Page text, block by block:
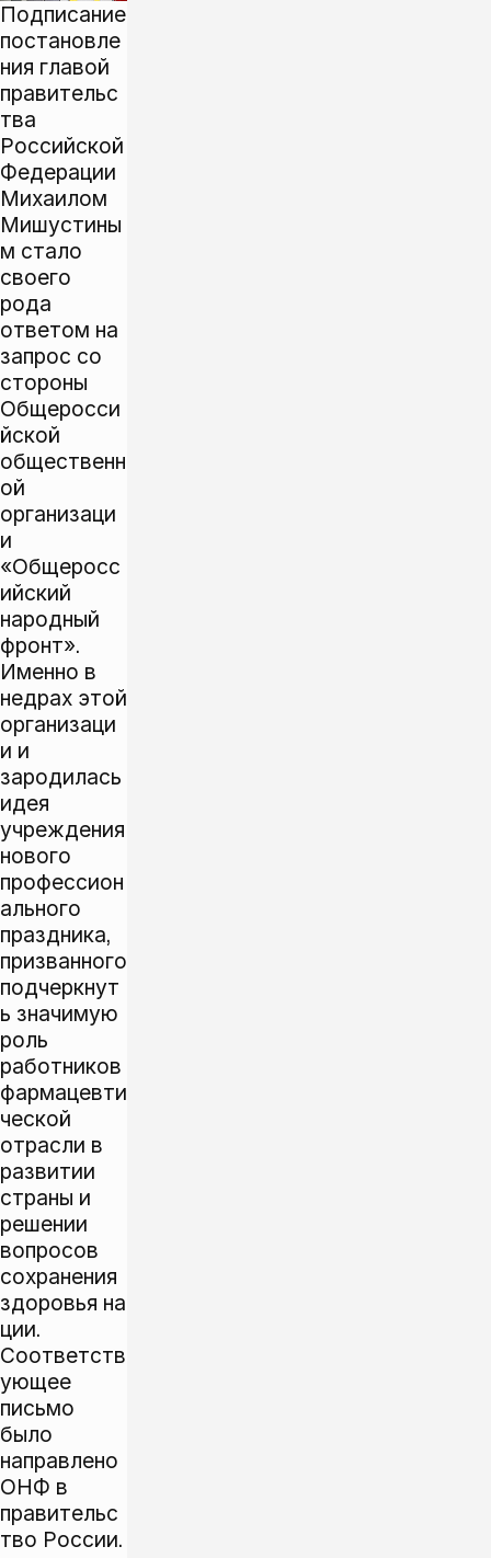
Подписание
постановле
ния главой
правительс
тва
Российской
Федерации
Михаилом
Мишустины
м стало
своего
рода
ответом на
запрос со
стороны
Общеросси
йской
общественн
ой
организаци
и
«Общеросс
ийский
народный
фронт».
Именно в
недрах этой
организаци
и и
зародилась
идея
учреждения
нового
профессион
ального
праздника,
призванного
подчеркнут
ь значимую
роль
работников
фармацевти
ческой
отрасли в
развитии
страны и
решении
вопросов
сохранения
здоровья на
ции.
Соответств
ующее
письмо
было
направлено
ОНФ в
правительс
тво России.